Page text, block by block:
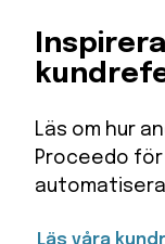
Läs om hur
Proceedo